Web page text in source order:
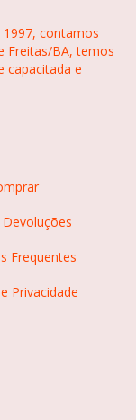
contamos
Freitas/BA, temos
capacitada e
Frequentes
Privacidade